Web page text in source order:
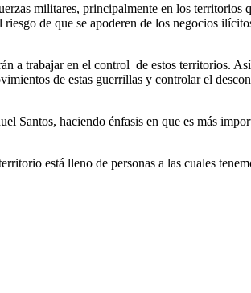
militares, principalmente en los territorios
de que se apoderen de los negocios
a trabajar en el control de estos territorios.
de estas guerrillas y controlar el
Santos, haciendo énfasis en que es más
está lleno de personas a las cuales